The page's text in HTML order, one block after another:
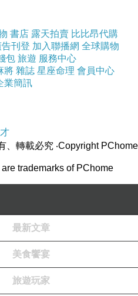
書店 露天拍賣 比比昂代購
告刊登 加入聯播網 全球購物
包 旅遊 服務中心
將 雜誌 星座命理 會員中心
業簡訊
、轉載必究 ‧Copyright PChome
trademarks of PChome
最新文章
美食饗宴
旅遊玩家